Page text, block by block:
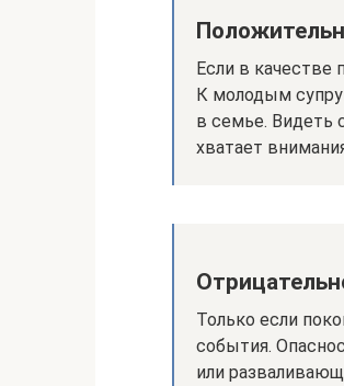
Если в качестве
К молодым
в семье. Видеть
хватает
Только если
события.
или